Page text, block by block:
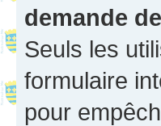
demande
Seuls les
formulaire
pour